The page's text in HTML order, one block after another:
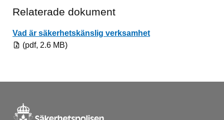
Relaterade dokument
Vad är säkerhetskänslig verksamhetPdf, 2.6 MB.
(pdf, 2.6 MB)